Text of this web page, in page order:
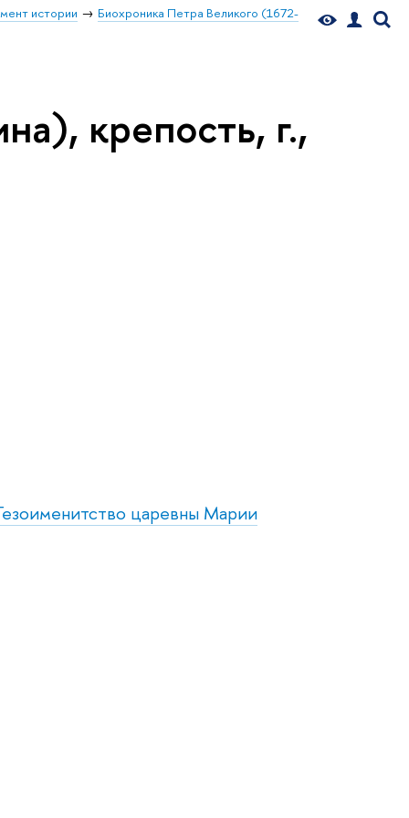
истории Биохроника Петра Великого (1672-
крепость, г.,
царевны Марии